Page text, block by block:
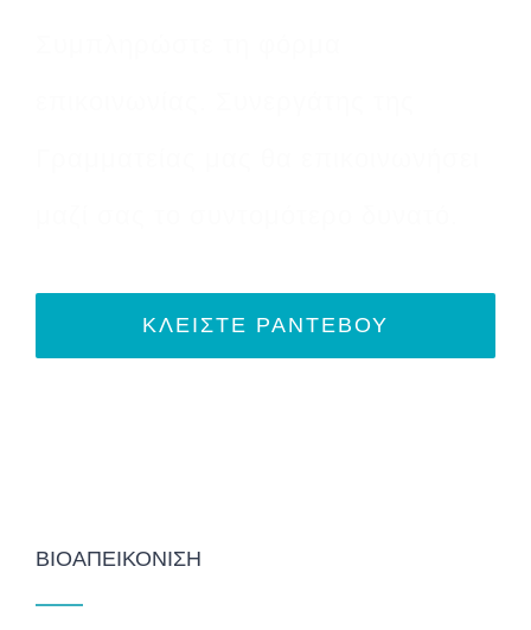
ΚΛΕΙΣΤΕ ΡΑΝΤΕΒΟΥ
ΒΙΟΑΠΕΙΚΌΝΙΣΗ